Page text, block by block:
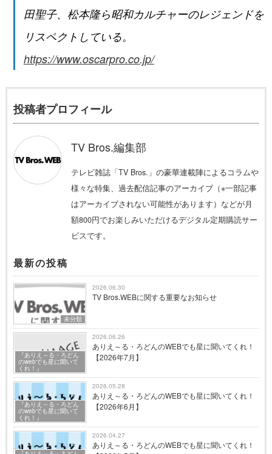
田聖子、松本隆ら昭和カルチャーのレジェンドを
リスペクトしている。
https://www.oscarpro.co.jp/
投稿者プロフィール
TV Bros.編集部
テレビ雑誌「TV Bros.」の豪華連載陣によるコラムや
様々な特集、過去配信記事のアーカイブ（※一部記事
はアーカイブされない可能性があります）などが月
額800円でお楽しみいただけるデジタル定期購読サー
ビスです。
最新の投稿
未分類
2026.06.30
TV Bros.WEBに関する重要なお知らせ
『ありえ～る・ろどん
のwebでも星に聞いて
くれ！』
2026.06.26
ありえ～る・ろどんのWEBでも星に聞いてくれ！
【2026年7月】
『ありえ～る・ろどん
のwebでも星に聞いて
くれ！』
2026.05.28
ありえ～る・ろどんのWEBでも星に聞いてくれ！
【2026年6月】
2026.04.27
ありえ～る・ろどんのWEBでも星に聞いてくれ！